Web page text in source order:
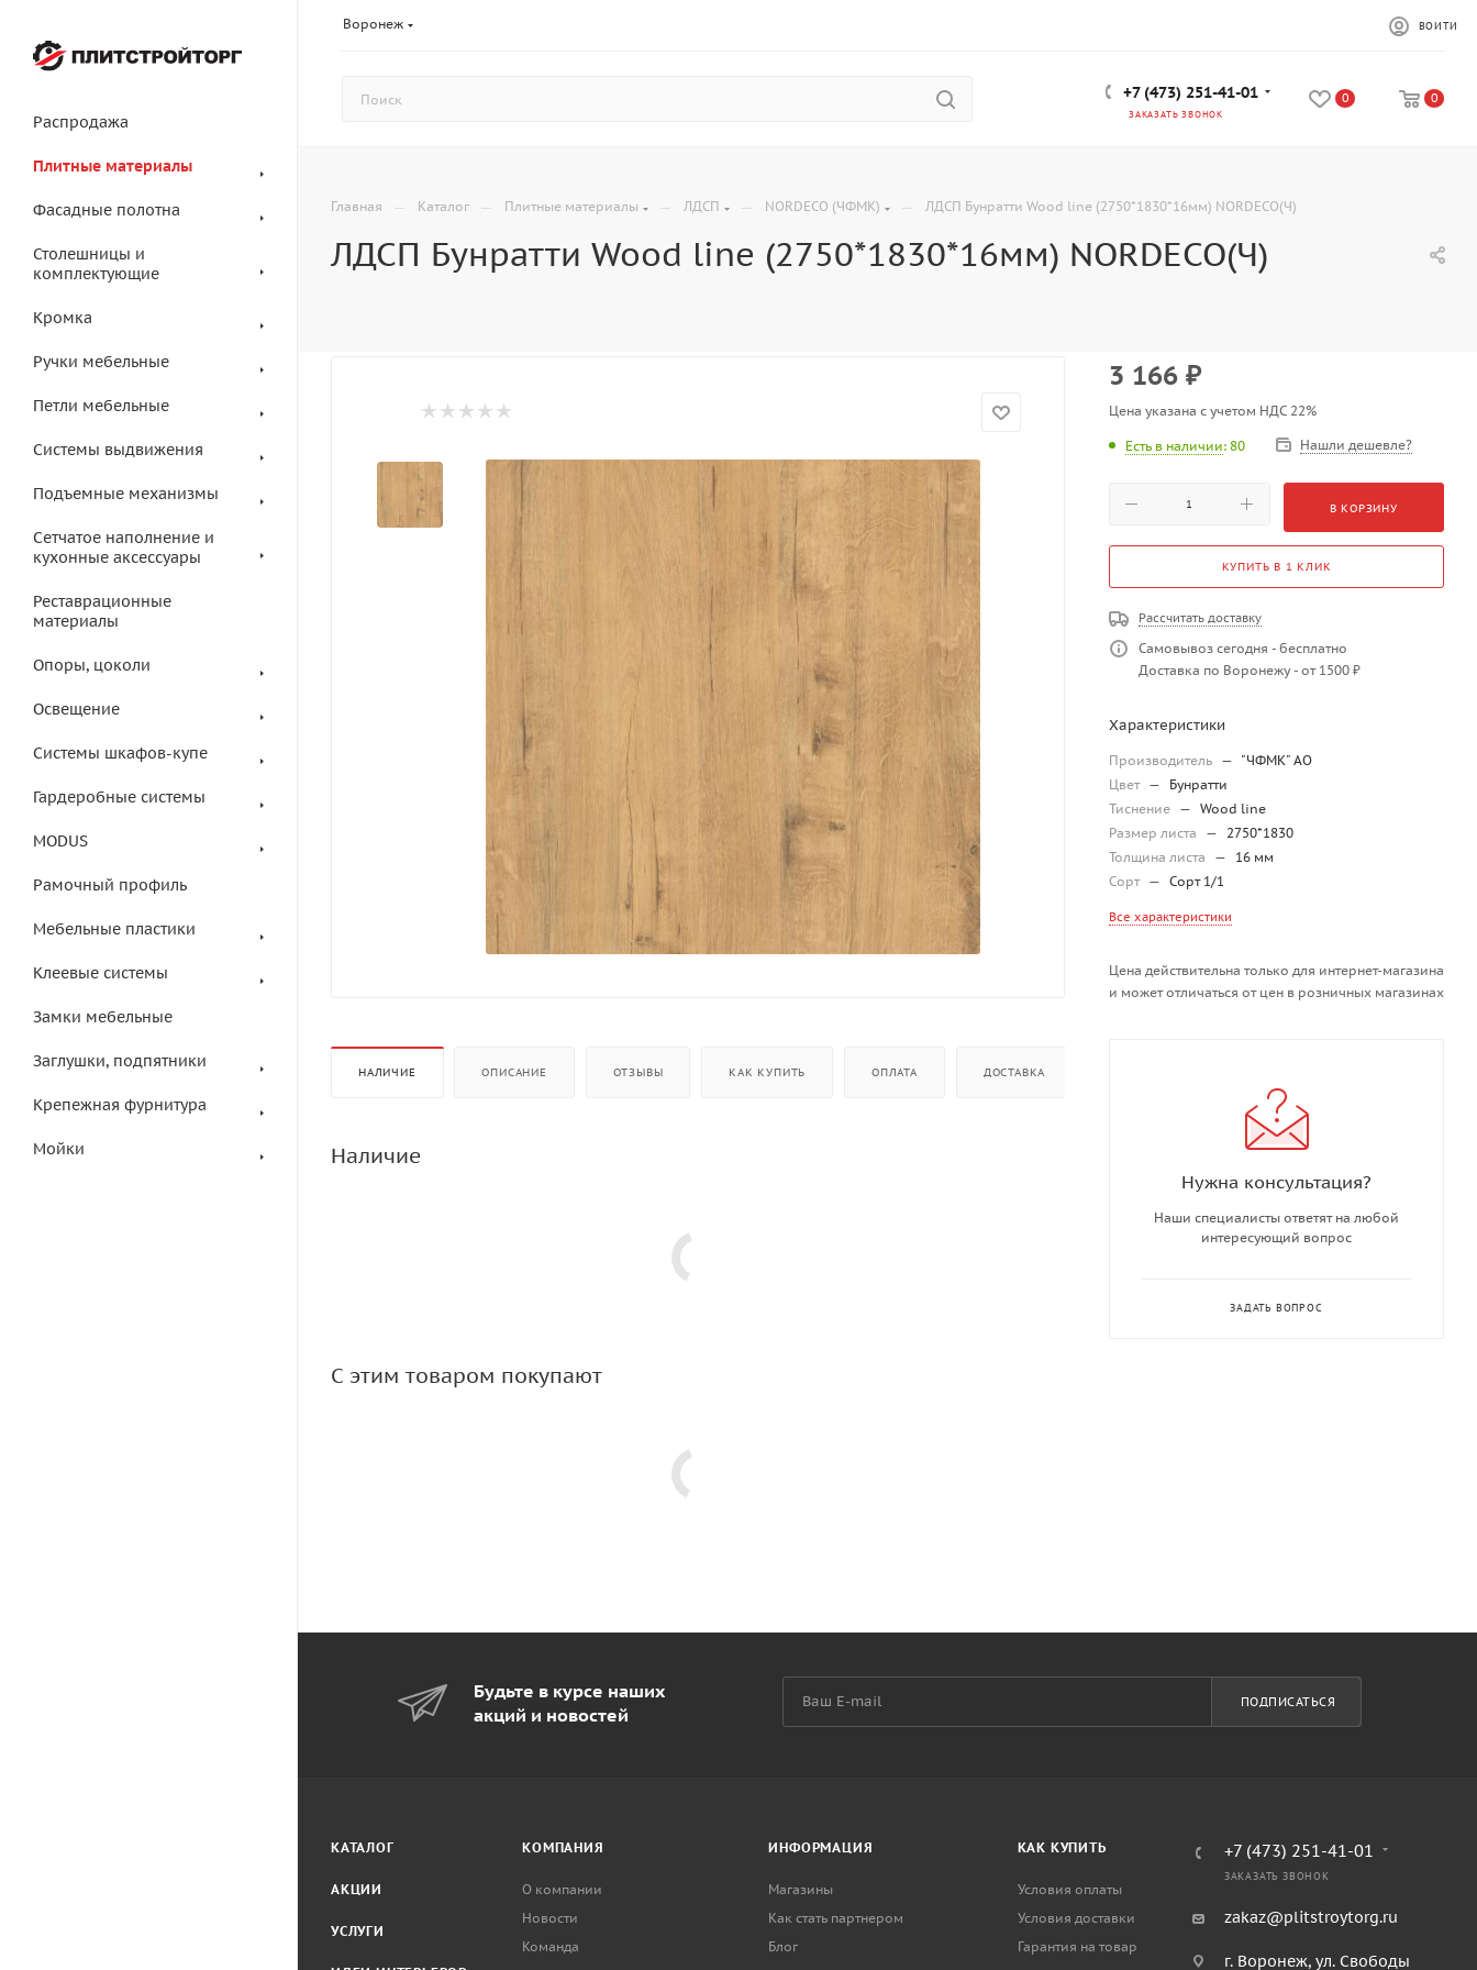
Воронеж ВОЙТИ
+7 (473) 251-41-01
ЗАКАЗАТЬ ЗВОНОК
0 0
Распродажа
Плитные материалы
Фасадные полотна
Столешницы и
комплектующие
Кромка
Ручки мебельные
Петли мебельные
Системы выдвижения
Подъемные механизмы
Сетчатое наполнение и
кухонные аксессуары
Реставрационные
материалы
Опоры, цоколи
Освещение
Системы шкафов-купе
Гардеробные системы
MODUS
Рамочный профиль
Мебельные пластики
Клеевые системы
Замки мебельные
Заглушки, подпятники
Крепежная фурнитура
Мойки
Главная — Каталог — Плитные материалы — ЛДСП — NORDECO (ЧФМК) — ЛДСП Бунратти Wood line (2750*1830*16мм) NORDECO(Ч)
ЛДСП Бунратти Wood line (2750*1830*16мм) NORDECO(Ч)
НАЛИЧИЕ ОПИСАНИЕ ОТЗЫВЫ КАК КУПИТЬ ОПЛАТА ДОСТАВКА
Наличие
С этим товаром покупают
3 166 ₽
Цена указана с учетом НДС 22%
Есть в наличии: 80 Нашли дешевле?
В КОРЗИНУ
КУПИТЬ В 1 КЛИК
Рассчитать доставку
Самовывоз сегодня - бесплатно
Доставка по Воронежу - от 1500 ₽
Характеристики
Производитель — "ЧФМК" АО
Цвет —
Бунратти
Тиснение — Wood line
Размер листа
— 2750*1830
Толщина листа
—
16 мм
Сорт — Сорт 1/1
Все характеристики
Цена действительна только для интернет-магазина
и может отличаться от цен в розничных магазинах
Нужна консультация?
Наши специалисты ответят на любой
интересующий вопрос
ЗАДАТЬ ВОПРОС
Будьте в курсе наших
акций и новостей
ПОДПИСАТЬСЯ
КАТАЛОГ
АКЦИИ
УСЛУГИ
КОМПАНИЯ
О компании
Новости
Команда
ИНФОРМАЦИЯ
Магазины
Как стать партнером
Блог
КАК КУПИТЬ
Условия оплаты
Условия доставки
Гарантия на товар
+7 (473) 251-41-01
ЗАКАЗАТЬ ЗВОНОК
zakaz@plitstroytorg.ru
г. Воронеж, ул. Свободы